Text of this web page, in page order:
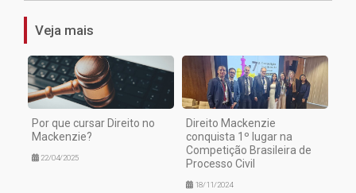
Veja mais
Por que cursar Direito no
Mackenzie?
22/04/2025
Direito Mackenzie
conquista 1º lugar na
Competição Brasileira de
Processo Civil
18/11/2024